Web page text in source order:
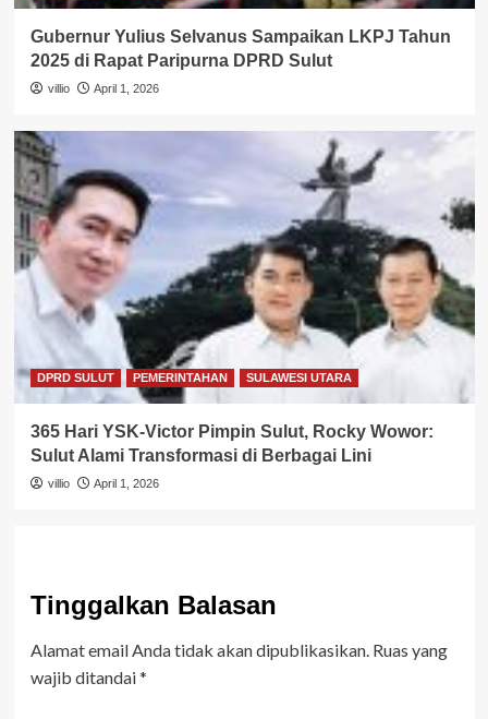
Gubernur Yulius Selvanus Sampaikan LKPJ Tahun
2025 di Rapat Paripurna DPRD Sulut
villio April 1, 2026
DPRD SULUT PEMERINTAHAN SULAWESI UTARA
365 Hari YSK-Victor Pimpin Sulut, Rocky Wowor:
Sulut Alami Transformasi di Berbagai Lini
villio April 1, 2026
Tinggalkan Balasan
Alamat email Anda tidak akan dipublikasikan. Ruas yang
wajib ditandai*